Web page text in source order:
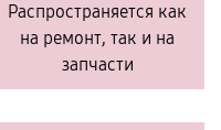
Распространяется как
на ремонт, так и на
запчасти